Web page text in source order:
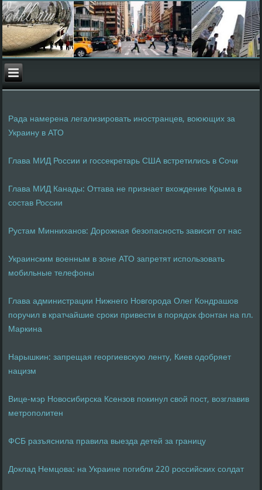
Рада намерена легализировать иностранцев, воюющих за
Украину в АТО
Глава МИД России и госсекретарь США встретились в Сочи
Глава МИД Канады: Оттава не признает вхождение Крыма в
состав России
Рустам Минниханов: Дорожная безопасность зависит от нас
Украинским военным в зоне АТО запретят использовать
мобильные телефоны
Глава администрации Нижнего Новгорода Олег Кондрашов
поручил в кратчайшие сроки привести в порядок фонтан на пл.
Маркина
Нарышкин: запрещая георгиевскую ленту, Киев одобряет
нацизм
Вице-мэр Новосибирска Ксензов покинул свой пост, возглавив
метрополитен
ФСБ разъяснила правила выезда детей за границу
Доклад Немцова: на Украине погибли 220 российских солдат